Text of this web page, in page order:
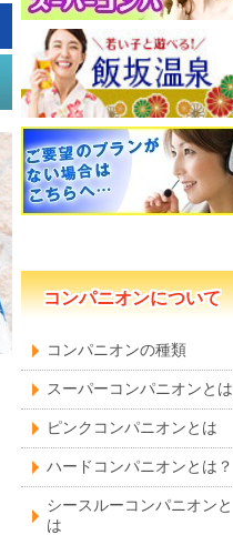
コンパニオンについて
コンパニオンの種類
スーパーコンパニオンとは
ピンクコンパニオンとは
ハードコンパニオンとは？
シースルーコンパニオンと
は